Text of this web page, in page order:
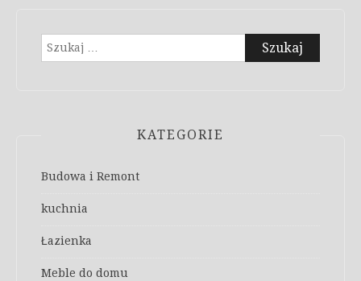
Szukaj:
KATEGORIE
Budowa i Remont
kuchnia
Łazienka
Meble do domu